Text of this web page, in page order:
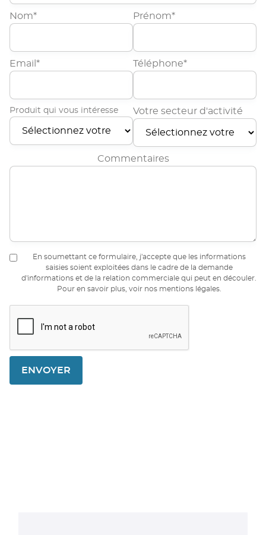
Nom* Prénom*
Email* Téléphone*
Produit qui vous intéresse Votre secteur d'activité
Commentaires
En soumettant ce formulaire, j'accepte que les informations
saisies soient exploitées dans le cadre de la demande
d'informations et de la relation commerciale qui peut en découler.
Pour en savoir plus, voir nos mentions légales.